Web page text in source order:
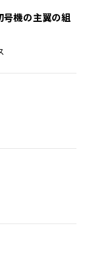
号機の主翼の組